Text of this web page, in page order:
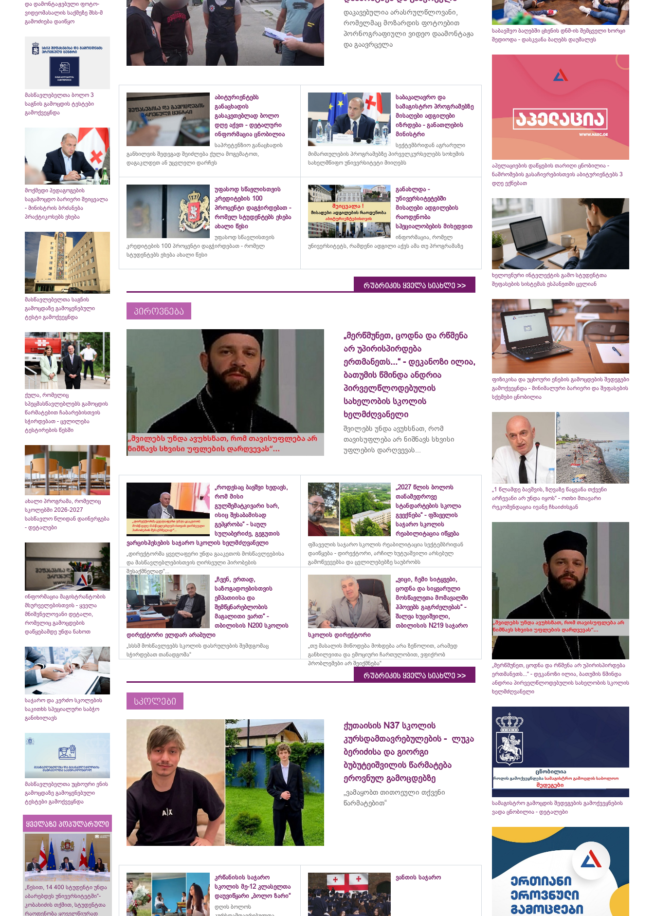
და დამონტაჟებული ფოტო-
ვიდეომასალის საქმეზე შსს-მ
გამოძიება დაიწყო
მასწავლებელთა ბოლო 3
საგნის გამოცდის ტესტები
გამოქვეყნდა
მოქმედი პედაგოგების
საგამოცდო ბარიერი შეიცვალა
- მინისტრის ბრძანება
პრაქტიკოსებს ეხება
მასწავლებელთა საგნის
გამოცდაზე გამოყენებული
ტესტი გამოქვეყნდა
ქულა, რომელიც
სპეცმასწავლებლებს გამოცდის
წარმატებით ჩაბარებისთვის
სჭირდებათ - ცვლილება
ტესტირების წესში
ახალი პროგრამა, რომელიც
სკოლებში 2026-2027
სასწავლო წლიდან დაინერგება
- დეტალები
ინფორმაცია მაგისტრანტობის
მსურველებისთვის - ყველა
მნიშვნელოვანი დეტალი,
რომელიც გამოცდების
დაწყებამდე უნდა ნახოთ
საჯარო და კერძო სკოლების
საკითხს სპეციალური საბჭო
განიხილავს
მასწავლებელთა უცხოური ენის
გამოცდაზე გამოყენებული
ტესტები გამოქვეყნდა
ყველაზე პოპულარული
„წესით, 14 400 სტუდენტი უნდა
აბარებდეს უნივერსიტეტში“-
კობახიძის თქმით, სტუდენტთა
რაოდენობა ყოველწიურად
დაკავებულია არასრულწლოვანი,
რომელმაც მოზარდის ფოტოებით
პორნოგრაფიული ვიდეო დაამონტაჟა
და გაავრცელა
აბიტურიენტებს
განაცხადის
გასაკეთებლად ბოლო
დღე აქვთ - დეტალური
ინფორმაცია ცნობილია
საპრეტენზიო განაცხადის
განხილვის შედეგად შეიძლება ქულა მოგემატოთ,
დაგაკლდეთ ან უცვლელი დარჩეს
საბაკალავრო და
სამაგისტრო პროგრამებზე
მისაღები ადგილები
იზრდება - განათლების
მინისტრი
სექტემბრიდან აგრარული
მიმართულების პროგრამებზე პირველკურსელებს სოხუმის
სახელმწიფო უნივერსიტეტი მიიღებს
უფასოდ სწავლისთვის
კრედიტების 100
პროცენტი დაგჭირდებათ -
რომელ სტუდენტებს ეხება
ახალი წესი
უფასოდ სწავლისთვის
კრედიტების 100 პროცენტი დაგჭირდებათ - რომელ
სტუდენტებს ეხება ახალი წესი
განახლდა -
უნივერსიტეტებში
მისაღები ადგილების
რაოდენობა
სპეციალობების მიხედვით
ინფორმაცია, რომელ
უნივერსიტეტს, რამდენი ადგილი აქვს ამა თუ პროგრამაზე
რუბრიკის ყველა სიახლე >>
პიროვნება
„მერწმუნეთ, ცოდნა და რწმენა
არ უპირისპირდება
ერთმანეთს...“ - დეკანოზი ილია,
ბათუმის წმინდა ანდრია
პირველწლოდებულის
სახელობის სკოლის
ხელმძღვანელი
შვილებს უნდა ავუხსნათ, რომ
თავისუფლება არ ნიშნავს სხვისი
უფლების დარღვევას...
„როდესაც ბავშვი ხედავს,
რომ მისი
გულშემატკივარი ხარ,
ისიც შესაბამისად
გეპყრობა“ - საულ
სულაბერიძე, გეგუთის
ვარციხჰესების საჯარო სკოლის ხელმძღვანელი
„დირექტორმა ყველაფერი უნდა გააკეთოს მოსწავლეებისა
და მასწავლებლებისთვის ღირსეული პირობების
შესაქმნელად“...
„2027 წლის ბოლოს
თანამედროვე
სტანდარტების სკოლა
გვექნება“ - ფშაველის
საჯარო სკოლის
რეაბილიტაცია იწყება
ფშაველის საჯარო სკოლის რეაბილიტაცია სექტემბრიდან
დაიწყება - დირექტორი, არჩილ ხუტუაშვილი არსებულ
გამოწვევებსა და ცვლილებებზე საუბრობს
„ჩვენ, ერთად,
საზოგადოებისთვის
ემპათიისა და
შემწყნარებლობის
მაგალითი ვართ“ -
თბილისის N200 სკოლის
დირექტორი ელდარ არაბული
„სსსმ მოსწავლეებს სკოლის დასრულების შემდგომაც
სჭირდებათ თანადგომა“
„ვიცი, ჩემი სიტყვები,
ცოდნა და სიყვარული
მოსწავლეთა მომავალში
ჰპოვებს გაგრძელებას“ -
შალვა ხუციშვილი,
თბილისის N219 საჯარო
სკოლის დირექტორი
„თუ მასალის მიწოდება მოხდება არა ზეწოლით, არამედ
განხილვითა და ემოციური ჩართულობით, ვფიქრობ
პრობლემები არ შეიქმნება“
რუბრიკის ყველა სიახლე >>
სკოლები
ქუთაისის N37 სკოლის
კურსდამთავრებულების - ლუკა
ბერიძისა და გიორგი
ბუბუტეიშვილის წარმატება
ეროვნულ გამოცდებზე
„ვამაყობთ თითოეული თქვენი
წარმატებით“
კრწანისის საჯარო
სკოლის მე-12 კლასელთა
დაუვიწყარი „ბოლო ზარი“
დღის ბოლოს
ვანთის საჯარო
საბავშვო ბაღებში ცხენის დნმ-ის შემცველი ხორცი
შედიოდა - დასკვანა ბაღებს დაუმალეს
აპელაციების დაწყების თარიღი ცნობილია -
ნაშრომების გასაჩივრებისთვის აბიტურიენტებს 3
დღე ექნებათ
ხელოვნური ინტელექტის გამო სტუდენტთა
შეფასების სისტემას ესპანეთში ცვლიან
ფიზიკისა და უცხოური ენების გამოცდების შედეგები
გამოქვეყნდა - მინიმალური ბარიერი და შეფასების
სქემები ცნობილია
„1 წლამდე ბავშვის, ზღვაზე წაყვანა თქვენი
არჩევანი არ უნდა იყოს“ - ოთხი მთავარი
რეკომენდაცია ივანე ჩხაიძისგან
„მერწმუნეთ, ცოდნა და რწმენა არ უპირისპირდება
ერთმანეთს...“ - დეკანოზი ილია, ბათუმის წმინდა
ანდრია პირველწლოდებულის სახელობის სკოლის
ხელმძღვანელი
სამაგისტრო გამოცდის შედეგების გამოქვეყნების
ვადა ცნობილია - დეტალები